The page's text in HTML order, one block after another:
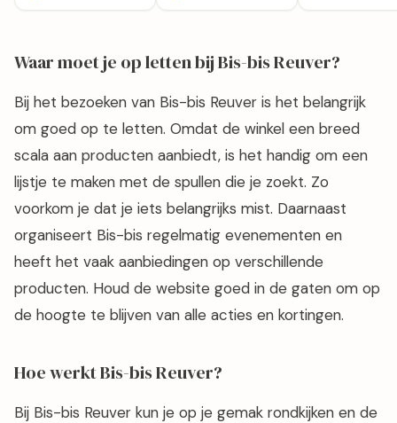
Waar moet je op letten bij Bis-bis Reuver?
Bij het bezoeken van Bis-bis Reuver is het belangrijk
om goed op te letten. Omdat de winkel een breed
scala aan producten aanbiedt, is het handig om een
lijstje te maken met de spullen die je zoekt. Zo
voorkom je dat je iets belangrijks mist. Daarnaast
organiseert Bis-bis regelmatig evenementen en
heeft het vaak aanbiedingen op verschillende
producten. Houd de website goed in de gaten om op
de hoogte te blijven van alle acties en kortingen.
Hoe werkt Bis-bis Reuver?
Bij Bis-bis Reuver kun je op je gemak rondkijken en de